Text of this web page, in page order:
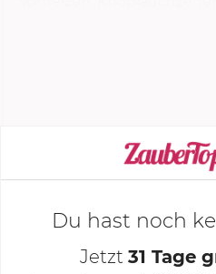
Du hast noch
Jetzt 31 Tage